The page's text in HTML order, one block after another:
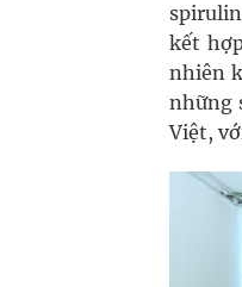
kết
nhiên
những
Việt,